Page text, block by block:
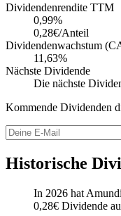
Dividendenrendite TTM
0,99%
0,28€/Anteil
Dividendenwachstum
11,63%
Nächste Dividende
Die nächste
Kommende Dividenden
Historische
In 2026 hat
0,28€ Dividende